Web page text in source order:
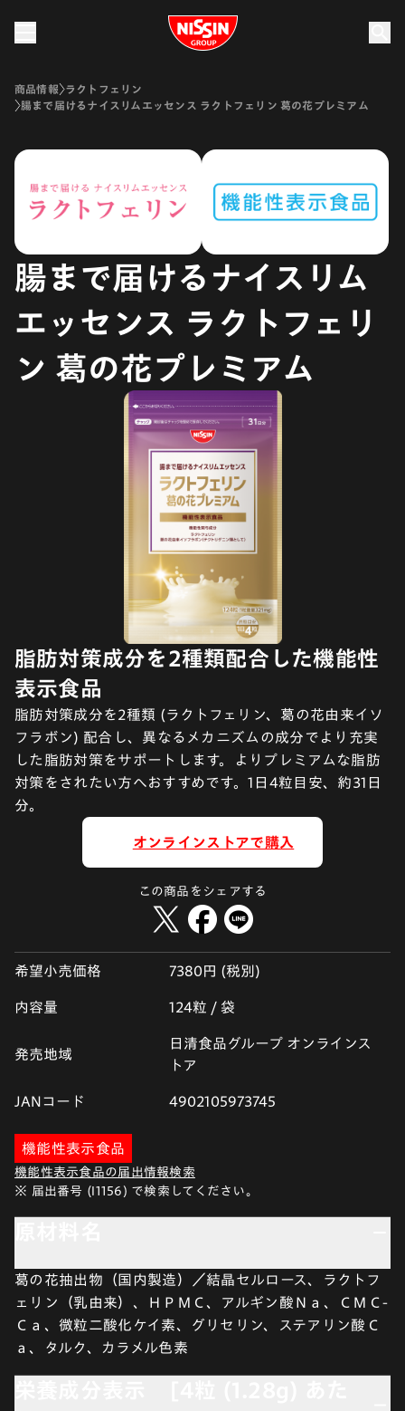
Nissin Group
商品情報
ラクトフェリン
腸まで届けるナイスリムエッセンス ラクトフェリン 葛の花プレミアム
腸まで届けるナイスリム
エッセンス ラクトフェリ
ン 葛の花プレミアム
脂肪対策成分を2種類配合した機能性
表示食品
脂肪対策成分を2種類 (ラクトフェリン、葛の花由来イソ
フラボン) 配合し、異なるメカニズムの成分でより充実
した脂肪対策をサポートします。よりプレミアムな脂肪
対策をされたい方へおすすめです。1日4粒目安、約31日
分。
オンラインストアで購入
この商品をシェアする
希望小売価格 7380円 (税別)
内容量 124粒 / 袋
発売地域
日清食品グループ オンラインス
トア
JANコード 4902105973745
機能性表示食品
機能性表示食品の届出情報検索
※ 届出番号 (I1156) で検索してください。
葛の花抽出物（国内製造）／結晶セルロース、ラクトフ
ェリン（乳由来）、ＨＰＭＣ、アルギン酸Ｎａ、ＣＭＣ-
Ｃａ、微粒二酸化ケイ素、グリセリン、ステアリン酸Ｃ
ａ、タルク、カラメル色素